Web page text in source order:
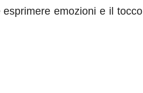
emozioni e il tocco